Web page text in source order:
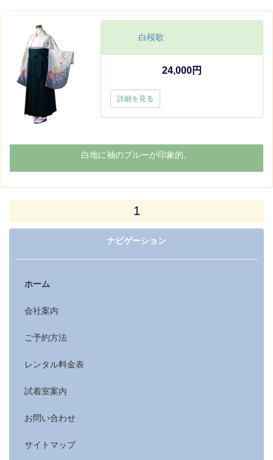
白桜歌
24,000円
詳細を見る
白地に袖のブルーが印象的。
1
ナビゲーション
ホーム
会社案内
ご予約方法
レンタル料金表
試着室案内
お問い合わせ
サイトマップ